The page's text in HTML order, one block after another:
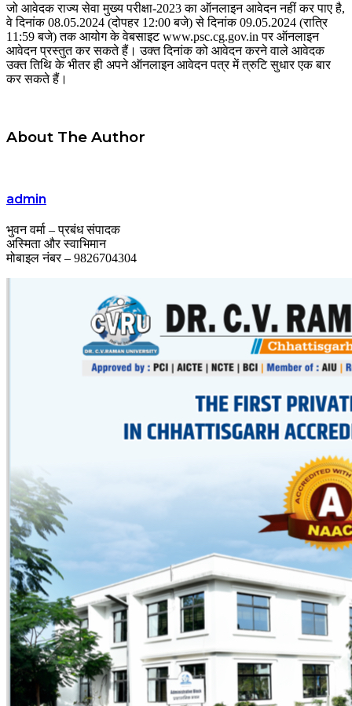
जो आवेदक राज्य सेवा मुख्य परीक्षा-2023 का ऑनलाइन आवेदन नहीं कर पाए है,
वे दिनांक 08.05.2024 (दोपहर 12:00 बजे) से दिनांक 09.05.2024 (रात्रि
11:59 बजे) तक आयोग के वेबसाइट www.psc.cg.gov.in पर ऑनलाइन
आवेदन प्रस्तुत कर सकते हैं। उक्त दिनांक को आवेदन करने वाले आवेदक
उक्त तिथि के भीतर ही अपने ऑनलाइन आवेदन पत्र में त्रुटि सुधार एक बार
कर सकते हैं।
About The Author
admin
भुवन वर्मा – प्रबंध संपादक
अस्मिता और स्वाभिमान
मोबाइल नंबर – 9826704304